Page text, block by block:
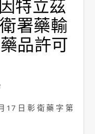
特立茲
署藥輸
品許可